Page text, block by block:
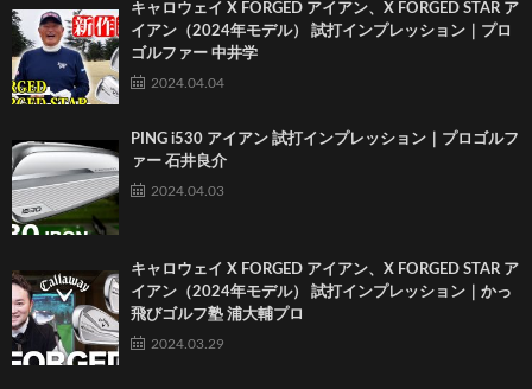
キャロウェイ X FORGED アイアン、X FORGED STAR ア
イアン（2024年モデル） 試打インプレッション｜プロ
ゴルファー 中井学
2024.04.04
PING i530 アイアン 試打インプレッション｜プロゴルフ
ァー 石井良介
2024.04.03
キャロウェイ X FORGED アイアン、X FORGED STAR ア
イアン（2024年モデル） 試打インプレッション｜かっ
飛びゴルフ塾 浦大輔プロ
2024.03.29